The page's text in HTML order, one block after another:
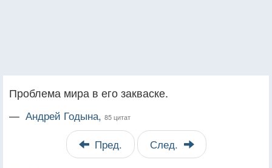
Проблема мира в его закваске.
— Андрей Годына, 85 цитат
Пред. След.